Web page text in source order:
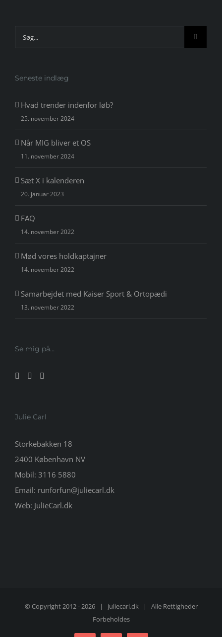
Søg
efter:
Seneste indlæg
Hvad trender indenfor løb?
25. november 2024
Når MIG bliver et OS
11. november 2024
Sæt X i kalenderen
20. januar 2023
FAQ
14. november 2022
Mød vores holdkaptajner
14. november 2022
Samarbejdet med Kaiser Sport & Ortopædi
13. november 2022
Se mig på…
Julie Carl
Storkebakken 18
2400 København NV
Mobil: 3116 5880
Email: runforfun@juliecarl.dk
Web: JulieCarl.dk
© Copyright 2012 -2026 | juliecarl.dk| Alle Rettigheder
Forbeholdes